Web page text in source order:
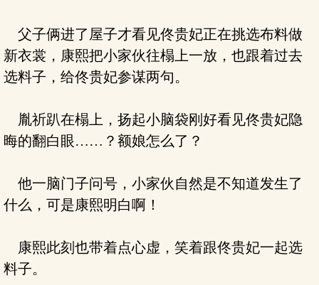
父子俩进了屋子才看见佟贵妃正在挑选布料做
新衣裳，康熙把小家伙往榻上一放，也跟着过去
选料子，给佟贵妃参谋两句。
胤祈趴在榻上，扬起小脑袋刚好看见佟贵妃隐
晦的翻白眼……？额娘怎么了？
他一脑门子问号，小家伙自然是不知道发生了
什么，可是康熙明白啊！
康熙此刻也带着点心虚，笑着跟佟贵妃一起选
料子。